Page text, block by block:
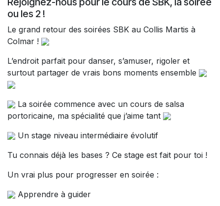
ou les 2 !
Le grand retour des soirées SBK au Collis Martis à
Colmar !
L’endroit parfait pour danser, s’amuser, rigoler et
surtout partager de vrais bons moments ensemble
La soirée commence avec un cours de salsa
portoricaine, ma spécialité que j’aime tant
Un stage niveau intermédiaire évolutif
Tu connais déjà les bases ? Ce stage est fait pour toi !
Un vrai plus pour progresser en soirée :
Apprendre à guider